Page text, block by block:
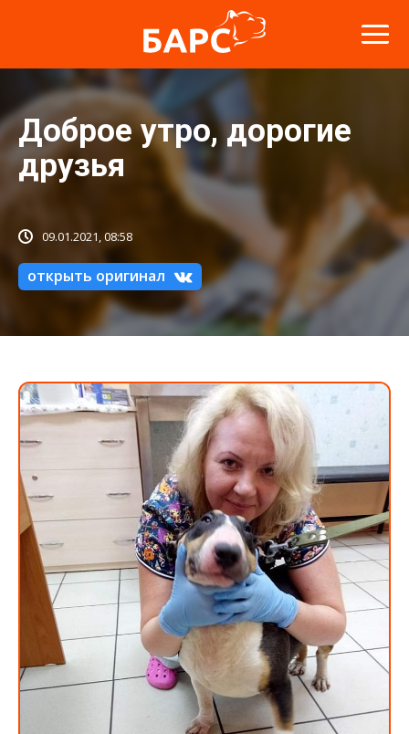
Доброе утро, дорогие
друзья
09.01.2021, 08:58
открыть оригинал